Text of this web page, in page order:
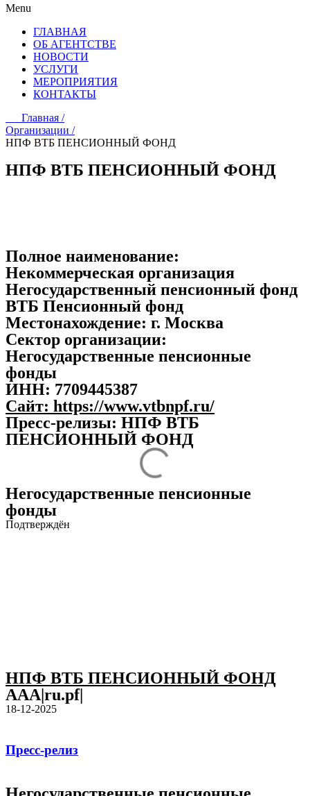
Menu
ГЛАВНАЯ
ОБ АГЕНТСТВЕ
НОВОСТИ
УСЛУГИ
МЕРОПРИЯТИЯ
КОНТАКТЫ
Главная /
Организации /
НПФ ВТБ ПЕНСИОННЫЙ ФОНД
НПФ ВТБ ПЕНСИОННЫЙ ФОНД
Полное наименование:
Некоммерческая организация
Негосударственный пенсионный фонд
ВТБ Пенсионный фонд
Местонахождение: г. Москва
Сектор организации:
Негосударственные пенсионные
фонды
ИНН: 7709445387
Сайт: https://www.vtbnpf.ru/
Пресс-релизы: НПФ ВТБ
ПЕНСИОННЫЙ ФОНД
Негосударственные пенсионные
фонды
Подтверждён
НПФ ВТБ ПЕНСИОННЫЙ ФОНД
AAA|ru.pf|
18-12-2025
Пресс-релиз